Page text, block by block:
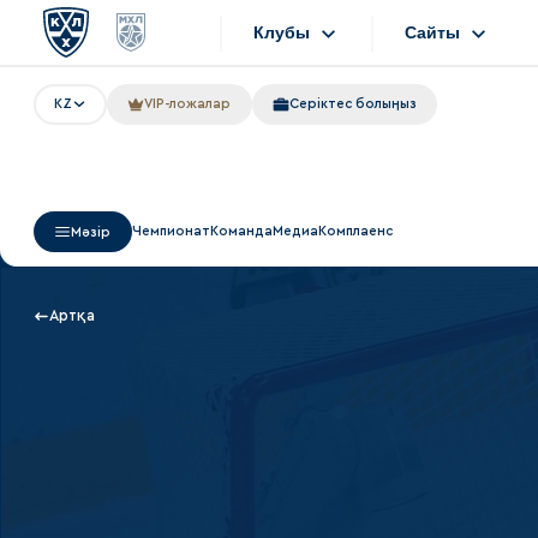
Клубы
СКА
Сайты
Хайлайты
KZ VIP-ложалар Серіктес болыңыз
Мәзір Чемпионат КомандаМедиа Комплаенс
Артқа